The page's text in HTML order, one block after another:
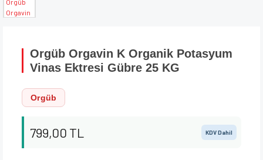
Orgüb Orgavin K Organik Potasyum
Vinas Ektresi Gübre 25 KG
Orgüb
799,00 TL KDV Dahil